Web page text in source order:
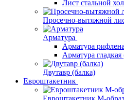
Лист стальной
Просечно-вытяжной
Арматура
Арматура
Арматура гладкая
Двутавр (балка)
Евроштакетник